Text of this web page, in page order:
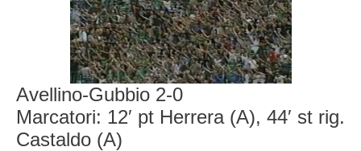
Avellino-Gubbio 2-0
Marcatori: 12′ pt Herrera (A), 44′ st rig.
Castaldo (A)